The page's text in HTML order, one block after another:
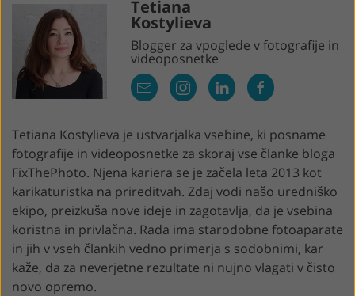
Tetiana
Kostylieva
Blogger za vpoglede v fotografije in
videoposnetke
Tetiana Kostylieva je ustvarjalka vsebine, ki posname
fotografije in videoposnetke za skoraj vse članke bloga
FixThePhoto. Njena kariera se je začela leta 2013 kot
karikaturistka na prireditvah. Zdaj vodi našo uredniško
ekipo, preizkuša nove ideje in zagotavlja, da je vsebina
koristna in privlačna. Rada ima starodobne fotoaparate
in jih v vseh člankih vedno primerja s sodobnimi, kar
kaže, da za neverjetne rezultate ni nujno vlagati v čisto
novo opremo.